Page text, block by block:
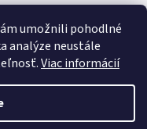
umožnili pohodlné
analýze neustále
Viac informácií